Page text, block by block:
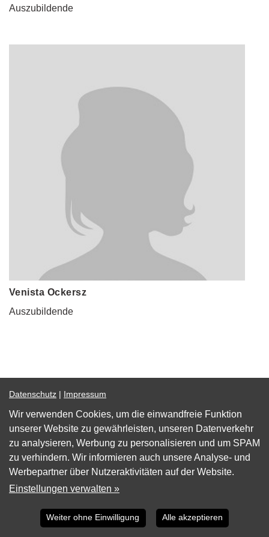
Auszubildende
Venista Ockersz
Auszubildende
Unsere Praxis
Datenschutz | Impressum
Wir verwenden Cookies, um die einwandfreie Funktion
unserer Website zu gewährleisten, unseren Datenverkehr
zu analysieren, Werbung zu personalisieren und um SPAM
zu verhindern. Wir informieren auch unsere Analyse- und
Werbepartner über Nutzeraktivitäten auf der Website.
Einstellungen verwalten »
Weiter ohne Einwilligung Alle akzeptieren